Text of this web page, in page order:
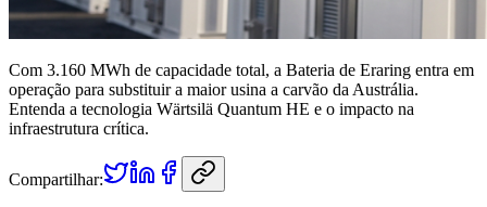
Com 3.160 MWh de capacidade total, a Bateria de Eraring entra em
operação para substituir a maior usina a carvão da Austrália.
Entenda a tecnologia Wärtsilä Quantum HE e o impacto na
infraestrutura crítica.
Compartilhar: